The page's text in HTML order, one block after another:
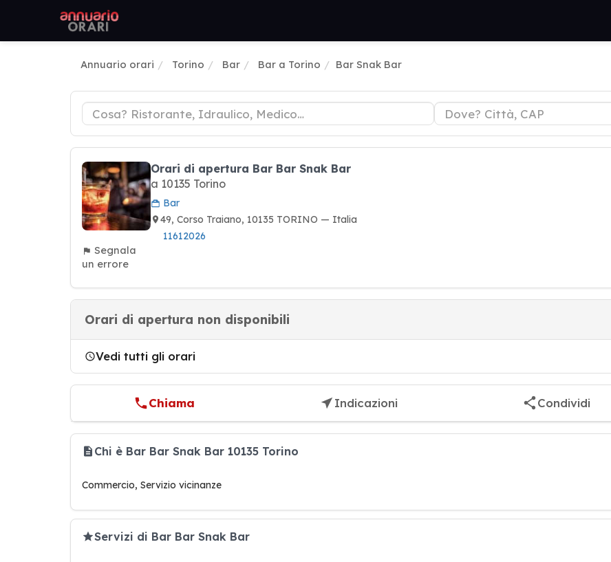
Annuario orari Torino Bar Bar a Torino Bar Snak Bar
Segnala
un errore
Orari di apertura Bar Bar Snak Bar
a 10135 Torino
Bar
49, Corso Traiano, 10135 TORINO — Italia
11612026
Orari di apertura non disponibili
Vedi tutti gli orari
Chiama Indicazioni Condividi
Chi è Bar Bar Snak Bar 10135 Torino
Commercio, Servizio vicinanze
Servizi di Bar Bar Snak Bar